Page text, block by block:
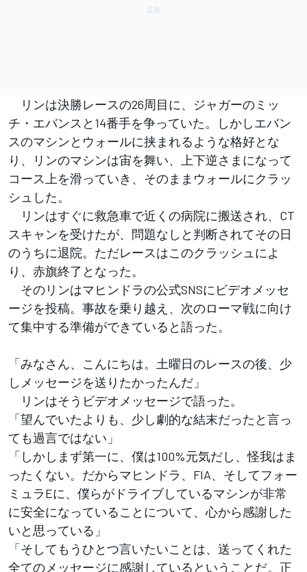
リンは決勝レースの26周目に、ジャガーのミッ
チ・エバンスと14番手を争っていた。しかしエバン
スのマシンとウォールに挟まれるような格好とな
り、リンのマシンは宙を舞い、上下逆さまになって
コース上を滑っていき、そのままウォールにクラッ
シュした。
リンはすぐに救急車で近くの病院に搬送され、CT
スキャンを受けたが、問題なしと判断されてその日
のうちに退院。ただレースはこのクラッシュによ
り、赤旗終了となった。
そのリンはマヒンドラの公式SNSにビデオメッセ
ージを投稿。事故を乗り越え、次のローマ戦に向け
て集中する準備ができていると語った。
「みなさん、こんにちは。土曜日のレースの後、少
しメッセージを送りたかったんだ」
リンはそうビデオメッセージで語った。
「望んでいたよりも、少し劇的な結末だったと言っ
ても過言ではない」
「しかしまず第一に、僕は100%元気だし、怪我はま
ったくない。だからマヒンドラ、FIA、そしてフォー
ミュラEに、僕らがドライブしているマシンが非常
に安全になっていることについて、心から感謝した
いと思っている」
「そしてもうひとつ言いたいことは、送ってくれた
全てのメッセージに感謝しているということだ。正